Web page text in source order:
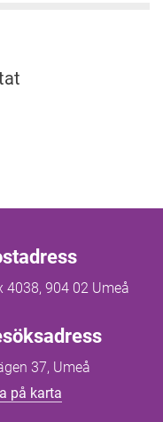
4038, 904 02 Umeå
37, Umeå
på karta